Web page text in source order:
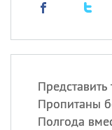
Пропитаны
Полгода